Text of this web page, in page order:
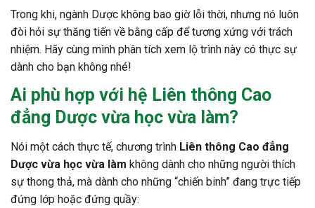
Trong khi, ngành Dược không bao giờ lỗi thời, nhưng nó luôn
đòi hỏi sự thăng tiến về bằng cấp để tương xứng với trách
nhiệm. Hãy cùng mình phân tích xem lộ trình này có thực sự
dành cho bạn không nhé!
Ai phù hợp với hệ Liên thông Cao
đẳng Dược vừa học vừa làm?
Nói một cách thực tế, chương trình Liên thông Cao đẳng
Dược vừa học vừa làm không dành cho những người thích
sự thong thả, mà dành cho những “chiến binh” đang trực tiếp
đứng lớp hoặc đứng quầy: